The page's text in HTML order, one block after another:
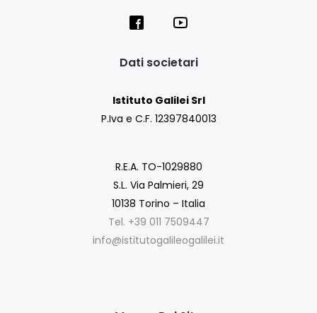
Dati societari
Istituto Galilei Srl
P.Iva e C.F. 12397840013
R.E.A. TO-1029880
S.L. Via Palmieri, 29
10138 Torino – Italia
Tel. +39 011 7509447
info@istitutogalileogalilei.it